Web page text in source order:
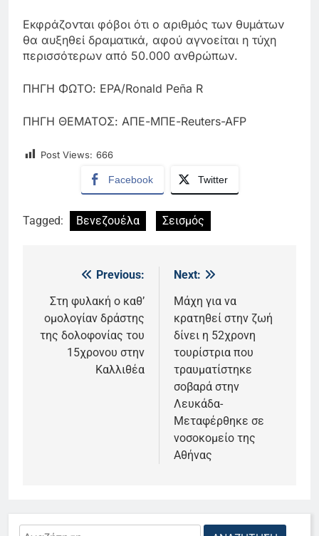
Εκφράζονται φόβοι ότι ο αριθμός των θυμάτων
θα αυξηθεί δραματικά, αφού αγνοείται η τύχη
περισσότερων από 50.000 ανθρώπων.
ΠΗΓΗ ΦΩΤΟ: EPA/Ronald Peña R
ΠΗΓΗ ΘΕΜΑΤΟΣ: ΑΠΕ-ΜΠΕ-Reuters-AFP
Post Views: 666
Facebook Twitter
Tagged: Βενεζουέλα Σεισμός
Πλοήγηση
άρθρων
Previous:
Στη φυλακή ο καθ’
ομολογίαν δράστης
της δολοφονίας του
15χρονου στην
Καλλιθέα
Next:
Μάχη για να
κρατηθεί στην ζωή
δίνει η 52χρονη
τουρίστρια που
τραυματίστηκε
σοβαρά στην
Λευκάδα-
Μεταφέρθηκε σε
νοσοκομείο της
Αθήνας